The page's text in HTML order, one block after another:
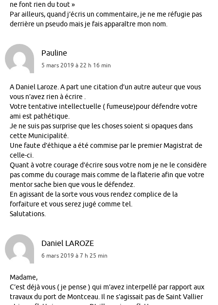
ne font rien du tout »
Par ailleurs, quand j’écris un commentaire, je ne me réfugie pas
derrière un pseudo mais je fais apparaître mon nom.
Pauline
5 mars 2019 à 22 h 16 min
A Daniel Laroze. A part une citation d’un autre auteur que vous
vous n’avez rien à écrire .
Votre tentative intellectuelle ( fumeuse)pour défendre votre
ami est pathétique.
Je ne suis pas surprise que les choses soient si opaques dans
cette Municipalité.
Une faute d’éthique a été commise par le premier Magistrat de
celle-ci.
Quant à votre courage d’écrire sous votre nom je ne le considère
pas comme du courage mais comme de la flaterie afin que votre
mentor sache bien que vous le défendez.
En agissant de la sorte vous vous rendez complice de la
forfaiture et vous serez jugé comme tel.
Salutations.
Daniel LAROZE
6 mars 2019 à 7 h 25 min
Madame,
C’est déjà vous ( je pense ) qui m’avez interpellé par rapport aux
travaux du port de Montceau. Il ne s’agissait pas de Saint Vallier